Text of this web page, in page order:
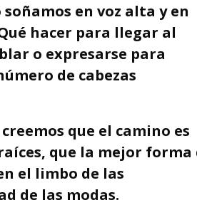
en voz alta y en
hacer para llegar al
o expresarse para
de cabezas
que el camino es
que la mejor forma
el limbo de las
de las modas.